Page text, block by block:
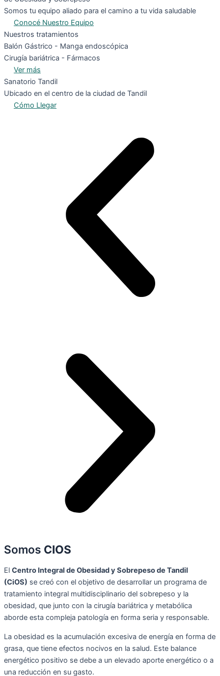
Somos tu equipo aliado para el camino a tu vida saludable
Conocé Nuestro Equipo
Nuestros tratamientos
Balón Gástrico - Manga endoscópica
Cirugía bariátrica - Fármacos
Ver más
Sanatorio Tandil
Ubicado en el centro de la ciudad de Tandil
Cómo Llegar
Somos CIOS
El Centro Integral de Obesidad y Sobrepeso de Tandil
(CiOS) se creó con el objetivo de desarrollar un programa de
tratamiento integral multidisciplinario del sobrepeso y la
obesidad, que junto con la cirugía bariátrica y metabólica
aborde esta compleja patología en forma seria y responsable.
La obesidad es la acumulación excesiva de energía en forma de
grasa, que tiene efectos nocivos en la salud. Este balance
energético positivo se debe a un elevado aporte energético o a
una reducción en su gasto.